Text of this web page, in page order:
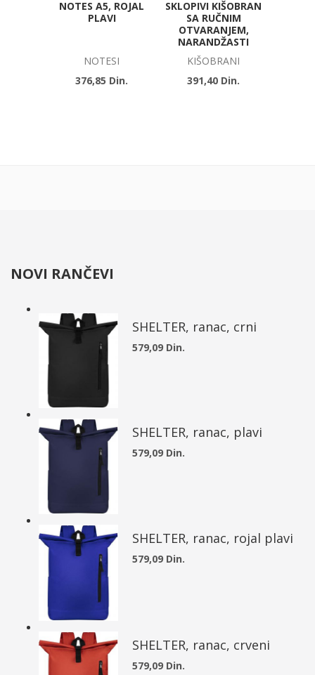
NOTES A5, ROJAL
PLAVI
NOTESI
376,85 Din.
SKLOPIVI KIŠOBRAN
SA RUČNIM
OTVARANJEM,
NARANDŽASTI
KIŠOBRANI
391,40 Din.
NOVI RANČEVI
SHELTER, ranac, crni
579,09 Din.
SHELTER, ranac, plavi
579,09 Din.
SHELTER, ranac, rojal plavi
579,09 Din.
SHELTER, ranac, crveni
579,09 Din.